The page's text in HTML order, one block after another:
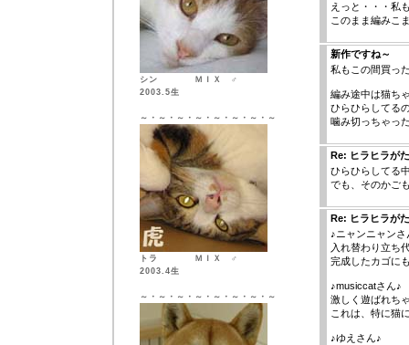
シン ＭＩＸ ♂
2003.5生
～・～・～・～・～・～・～・～
トラ ＭＩＸ ♂
2003.4生
～・～・～・～・～・～・～・～
えっと・・・私
このまま編みこ
新作ですね～
私もこの間買っ
編み途中は猫ち
ひらひらしてる
噛み切っちゃっ
Re: ヒラヒラが
ひらひらしてる
でも、そのかご
Re: ヒラヒラが
♪ニャンニャンさ
入れ替わり立ち
完成したカゴに
♪musiccatさん♪
激しく遊ばれち
これは、特に猫
♪ゆえさん♪